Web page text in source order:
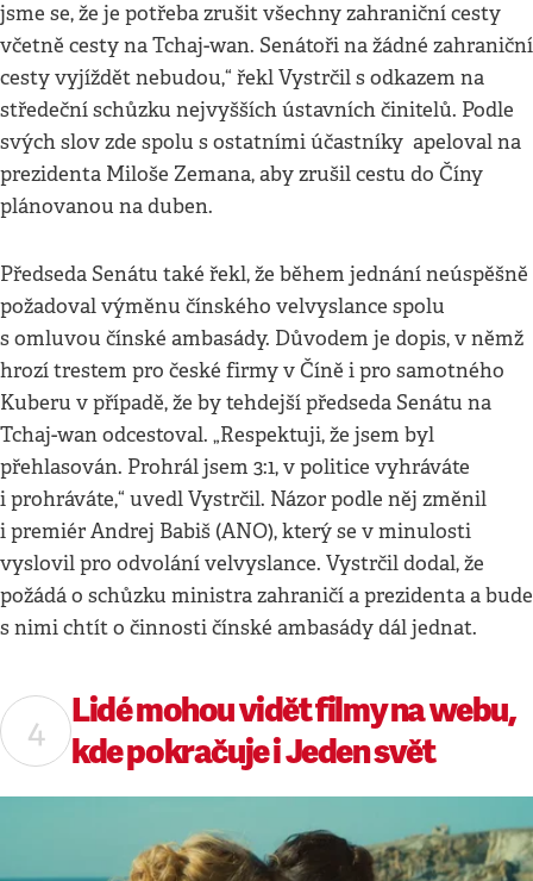
jsme se, že je potřeba zrušit všechny zahraniční cesty
včetně cesty na Tchaj-wan. Senátoři na žádné zahraniční
cesty vyjíždět nebudou,“ řekl Vystrčil s odkazem na
středeční schůzku nejvyšších ústavních činitelů. Podle
svých slov zde spolu s ostatními účastníky apeloval na
prezidenta Miloše Zemana, aby zrušil cestu do Číny
plánovanou na duben.
Předseda Senátu také řekl, že během jednání neúspěšně
požadoval výměnu čínského velvyslance spolu
s omluvou čínské ambasády. Důvodem je dopis, v němž
hrozí trestem pro české firmy v Číně i pro samotného
Kuberu v případě, že by tehdejší předseda Senátu na
Tchaj-wan odcestoval. „Respektuji, že jsem byl
přehlasován. Prohrál jsem 3:1, v politice vyhráváte
i prohráváte,“ uvedl Vystrčil. Názor podle něj změnil
i premiér Andrej Babiš (ANO), který se v minulosti
vyslovil pro odvolání velvyslance. Vystrčil dodal, že
požádá o schůzku ministra zahraničí a prezidenta a bude
s nimi chtít o činnosti čínské ambasády dál jednat.
Lidé mohou vidět filmy na webu,
kde pokračuje i Jeden svět